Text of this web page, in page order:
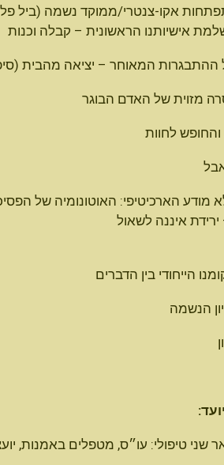
אקו-צנטרי/ממוקד נשמה (ביל
אישיותנו הראשונית – קבלה וכנות
ההתבגרות המאוחר – יציאה מהבית
מזוית של האדם הבוגר
והחופש לחוות
מודע הארכיטיפי: האוטונומיה של
איננה לשאול
הייחודי בין הדברים
הנשמה
שני טיפולי: עו״ס, מטפלים באמנות,